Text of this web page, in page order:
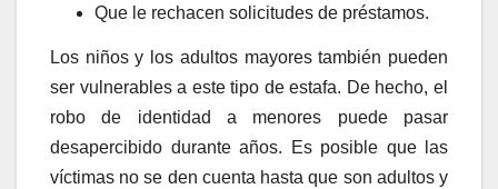
Que le rechacen solicitudes de préstamos.
Los niños y los adultos mayores también pueden
ser vulnerables a este tipo de estafa. De hecho, el
robo de identidad a menores puede pasar
desapercibido durante años. Es posible que las
víctimas no se den cuenta hasta que son adultos y